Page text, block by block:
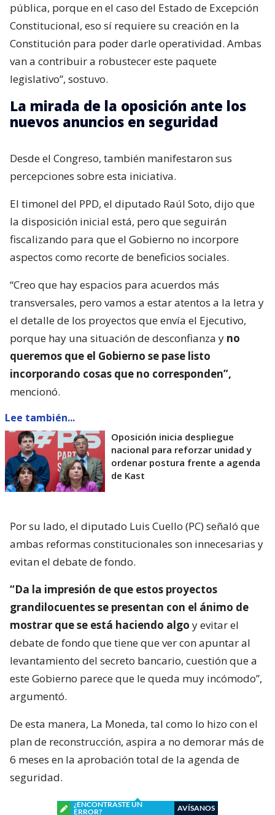
pública, porque en el caso del Estado de Excepción
Constitucional, eso sí requiere su creación en la
Constitución para poder darle operatividad. Ambas
van a contribuir a robustecer este paquete
legislativo”, sostuvo.
La mirada de la oposición ante los
nuevos anuncios en seguridad
Desde el Congreso, también manifestaron sus
percepciones sobre esta iniciativa.
El timonel del PPD, el diputado Raúl Soto, dijo que
la disposición inicial está, pero que seguirán
fiscalizando para que el Gobierno no incorpore
aspectos como recorte de beneficios sociales.
“Creo que hay espacios para acuerdos más
transversales, pero vamos a estar atentos a la letra y
el detalle de los proyectos que envía el Ejecutivo,
porque hay una situación de desconfianza y no
queremos que el Gobierno se pase listo
incorporando cosas que no corresponden”,
mencionó.
Lee también...
Oposición inicia despliegue
nacional para reforzar unidad y
ordenar postura frente a agenda
de Kast
Por su lado, el diputado Luis Cuello (PC) señaló que
ambas reformas constitucionales son innecesarias y
evitan el debate de fondo.
“Da la impresión de que estos proyectos
grandilocuentes se presentan con el ánimo de
mostrar que se está haciendo algo y evitar el
debate de fondo que tiene que ver con apuntar al
levantamiento del secreto bancario, cuestión que a
este Gobierno parece que le queda muy incómodo”,
argumentó.
De esta manera, La Moneda, tal como lo hizo con el
plan de reconstrucción, aspira a no demorar más de
6 meses en la aprobación total de la agenda de
seguridad.
¿ENCONTRASTE UN
ERROR?
AVÍSANOS